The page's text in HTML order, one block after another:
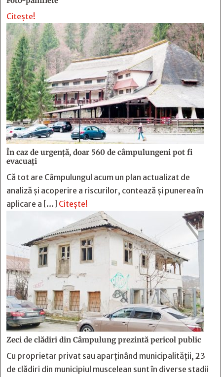
Citește!
În caz de urgență, doar 560 de câmpulungeni pot fi
evacuați
Că tot are Câmpulungul acum un plan actualizat de
analiză și acoperire a riscurilor, contează și punerea în
aplicare a […] Citește!
Zeci de clădiri din Câmpulung prezintă pericol public
Cu proprietar privat sau aparținând municipalității, 23
de clădiri din municipiul muscelean sunt în diverse stadii